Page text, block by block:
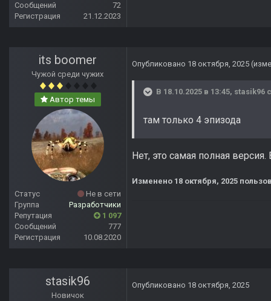
Сообщений
72
Регистрация
21.12.2023
its boomer
Чужой среди чужих
Автор темы
Статус
Не в сети
Группа
Разработчики
Репутация
1 097
Сообщений
777
Регистрация
10.08.2020
Опубликовано 18 октября, 2025
В 18.10.2025 в 13:45, stasik96
там только 4 эпизода
Нет, это самая полная
Изменено 18 октября, 2025
stasik96
Новичок
Опубликовано 18 октября, 2025